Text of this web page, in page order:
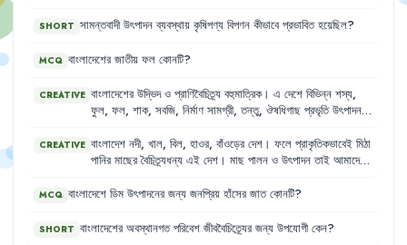
SHORT সামন্তবাদী উৎপাদন ব্যবস্থায় কৃষিপণ্য বিপণন কীভাবে প্রভাবিত হয়েছিল?
MCQ বাংলাদেশের জাতীয় ফল কোনটি?
CREATIVE বাংলাদেশের উদ্ভিদ ও প্রাণিবৈচিত্র্য বহুমাত্রিক। এ দেশে বিভিন্ন শস্য,
ফুল, ফল, শাক, সবজি, নির্মাণ সামগ্রী, তন্তু, ঔষধিগাছ প্রভৃতি উৎপাদন
পিছিয়ে নেই। ফলে মাছ, মাংস, দুধ, ডিম ইত্যাদি প্রাণিজ পণ্যও প্রচুর
উৎপাদিত হয়।
CREATIVE বাংলাদেশ নদী, খাল, বিল, হাওর, বাঁওড়ের দেশ । ফলে প্রাকৃতিকভাবেই মিঠা
পানির মাছের বৈচিত্র্যধন্য এই দেশ । মাছ পালন ও উৎপাদন তাই আমাদের
লাভজনকও বটে। দেশের দৈনন্দিন মাছের চাহিদার একটি বড়
MCQ বাংলাদেশে ডিম উৎপাদনের জন্য জনপ্রিয় হাঁসের জাত কোনটি?
SHORT বাংলাদেশের অবস্থানগত পরিবেশ জীববৈচিত্র্যের জন্য উপযোগী কেন?